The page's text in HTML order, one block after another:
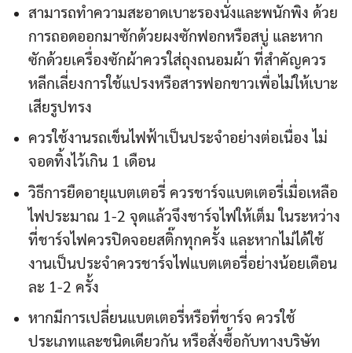
สามารถทำความสะอาดเบาะรองนั่งและพนักพิง ด้วย
การถอดออกมาซักด้วยผงซักฟอกหรือสบู่ และหาก
ซักด้วยเครื่องซักผ้าควรใส่ถุงถนอมผ้า ที่สำคัญควร
หลีกเลี่ยงการใช้แปรงหรือสารฟอกขาวเพื่อไม่ให้เบาะ
เสียรูปทรง
ควรใช้งานรถเข็นไฟฟ้าเป็นประจำอย่างต่อเนื่อง ไม่
จอดทิ้งไว้เกิน 1 เดือน
วิธีการยืดอายุแบตเตอรี่ ควรชาร์จแบตเตอรี่เมื่อเหลือ
ไฟประมาณ 1-2 จุดแล้วจึงชาร์จไฟให้เต็ม ในระหว่าง
ที่ชาร์จไฟควรปิดจอยสติ๊กทุกครั้ง และหากไม่ได้ใช้
งานเป็นประจำควรชาร์จไฟแบตเตอรี่อย่างน้อยเดือน
ละ 1-2 ครั้ง
หากมีการเปลี่ยนแบตเตอรี่หรือที่ชาร์จ ควรใช้
ประเภทและชนิดเดียวกัน หรือสั่งซื้อกับทางบริษัท